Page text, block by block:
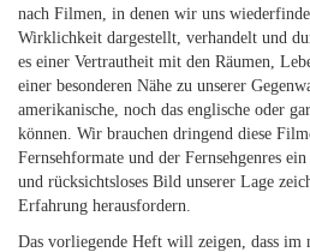
nach Filmen, in denen wir uns
Wirklichkeit dargestellt, verhandelt und
es einer Vertrautheit mit den Räumen,
einer besonderen Nähe zu unserer
amerikanische, noch das englische oder
können. Wir brauchen dringend diese
Fernsehformate und der Fernsehgenres
und rücksichtsloses Bild unserer Lage
Erfahrung herausfordern.
Das vorliegende Heft will zeigen, dass im